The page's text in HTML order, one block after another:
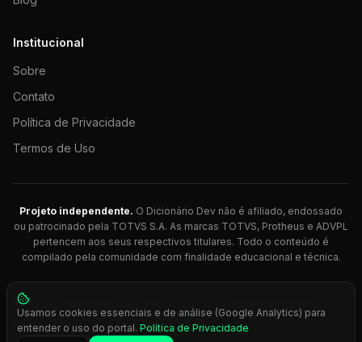
Institucional
Sobre
Contato
Política de Privacidade
Termos de Uso
Projeto independente. O Dicionário Dev não é afiliado, endossado
ou patrocinado pela TOTVS S.A. As marcas TOTVS, Protheus e ADVPL
pertencem aos seus respectivos titulares. Todo o conteúdo é
compilado pela comunidade com finalidade educacional e técnica.
© 2026 Dicionário Dev. Feito com 💚 para desenvolvedores
Protheus.
Press Ctrl+K
Usamos cookies essenciais e de análise (Google Analytics) para
entender o uso do portal. Política de Privacidade